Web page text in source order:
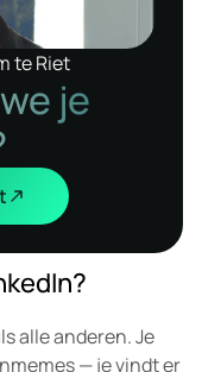
te Riet
je
alle anderen. Je
— je vindt er